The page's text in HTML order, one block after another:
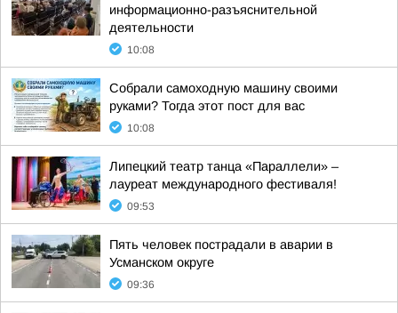
информационно-разъяснительной
деятельности
10:08
Собрали самоходную машину своими
руками? Тогда этот пост для вас
10:08
Липецкий театр танца «Параллели» –
лауреат международного фестиваля!
09:53
Пять человек пострадали в аварии в
Усманском округе
09:36